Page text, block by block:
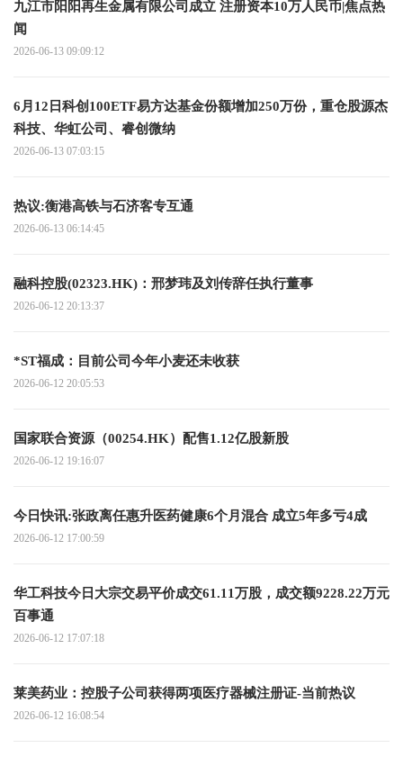
九江市阳阳再生金属有限公司成立 注册资本10万人民币|焦点热
闻
2026-06-13 09:09:12
6月12日科创100ETF易方达基金份额增加250万份，重仓股源杰
科技、华虹公司、睿创微纳
2026-06-13 07:03:15
热议:衡港高铁与石济客专互通
2026-06-13 06:14:45
融科控股(02323.HK)：邢梦玮及刘传辞任执行董事
2026-06-12 20:13:37
*ST福成：目前公司今年小麦还未收获
2026-06-12 20:05:53
国家联合资源（00254.HK）配售1.12亿股新股
2026-06-12 19:16:07
今日快讯:张政离任惠升医药健康6个月混合 成立5年多亏4成
2026-06-12 17:00:59
华工科技今日大宗交易平价成交61.11万股，成交额9228.22万元
百事通
2026-06-12 17:07:18
莱美药业：控股子公司获得两项医疗器械注册证-当前热议
2026-06-12 16:08:54